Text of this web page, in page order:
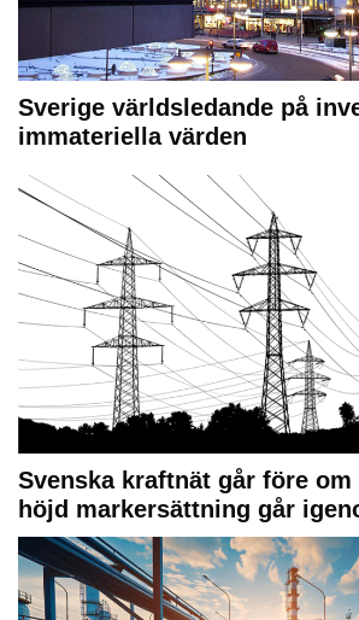
Sverige världsledande på
immateriella värden
Svenska kraftnät går före
höjd markersättning går